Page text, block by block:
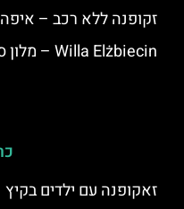
זקופנה ללא רכב – איפה
Willa Elżbiecin – מלון ספא יוקרתי בזאקופנה
זאקופנה עם ילדים בקיץ